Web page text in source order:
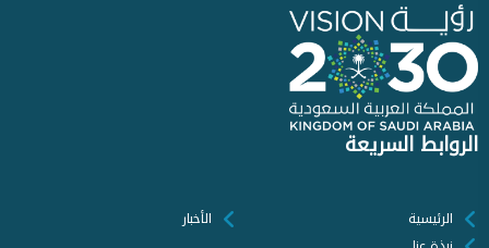
الروابط السريعة
الرئيسية
الأخبار